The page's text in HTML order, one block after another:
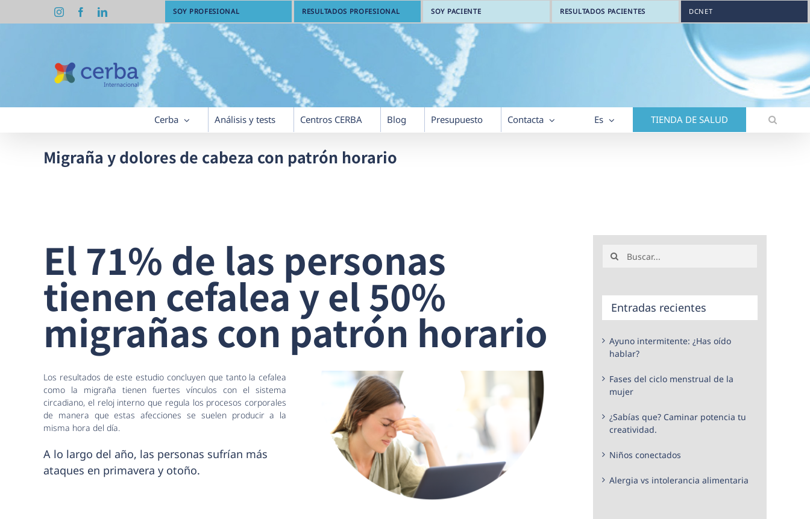
InstagramFacebookLinkedIn SOY PROFESIONAL RESULTADOS PROFESIONAL SOY PACIENTE RESULTADOS PACIENTES DCNET
Cerba Análisis y tests Centros CERBA Blog Presupuesto Contacta Es TIENDA DE SALUD
Migraña y dolores de cabeza con patrón horario
El 71% de las personas
tienen cefalea y el 50%
migrañas con patrón horario
Los resultados de este estudio concluyen que tanto la cefalea
como la migraña tienen fuertes vínculos con el sistema
circadiano, el reloj interno que regula los procesos corporales
de manera que estas afecciones se suelen producir a la
misma hora del día.
A lo largo del año, las personas sufrían más
ataques en primavera y otoño.
Buscar:
Entradas recientes
Ayuno intermitente: ¿Has oído
hablar?
Fases del ciclo menstrual de la
mujer
¿Sabías que? Caminar potencia tu
creatividad.
Niños conectados
Alergia vs intolerancia alimentaria